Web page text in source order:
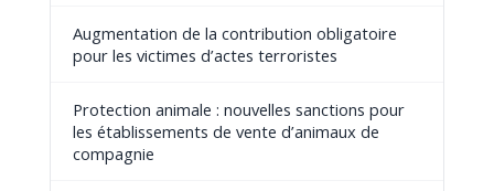
Augmentation de la contribution obligatoire
pour les victimes d’actes terroristes
Protection animale : nouvelles sanctions pour
les établissements de vente d’animaux de
compagnie